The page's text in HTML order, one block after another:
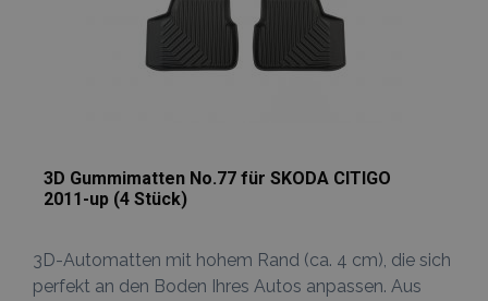
3D Gummimatten No.77 für SKODA CITIGO
2011-up (4 Stück)
3D-Automatten mit hohem Rand (ca. 4 cm), die sich
perfekt an den Boden Ihres Autos anpassen. Aus
Unbedingt erforderliche Cookies ermöglichen
wesentliche Kernfunktionen der Website wie
die Benutzeranmeldung und die
Kontoverwaltung. Ohne die unbedingt
mage-translation-file-version